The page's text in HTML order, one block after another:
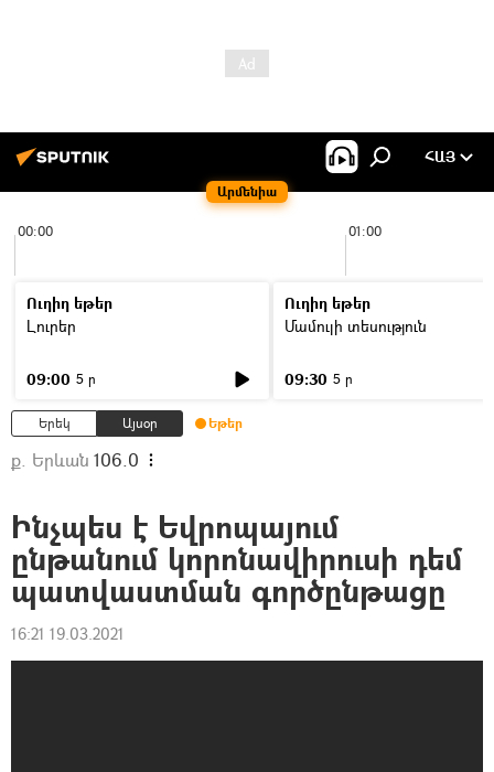
Արմենիա
ՀԱՅ
00:00 01:00
Ուղիղ եթեր
Լուրեր
09:00 5 ր
Ուղիղ եթեր
Մամուլի տեսություն
09:30 5 ր
Երեկ Այսօր Եթեր
ք. Երևան 106.0
Ինչպես է Եվրոպայում
ընթանում կորոնավիրուսի դեմ
պատվաստման գործընթացը
16:21 19.03.2021